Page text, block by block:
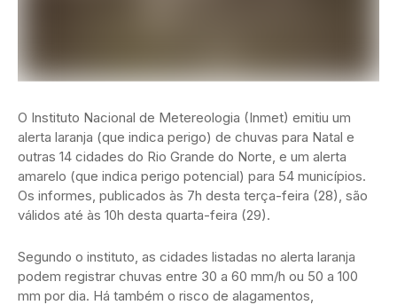
O Instituto Nacional de Metereologia (Inmet) emitiu um
alerta laranja (que indica perigo) de chuvas para Natal e
outras 14 cidades do Rio Grande do Norte, e um alerta
amarelo (que indica perigo potencial) para 54 municípios.
Os informes, publicados às 7h desta terça-feira (28), são
válidos até às 10h desta quarta-feira (29).
Segundo o instituto, as cidades listadas no alerta laranja
podem registrar chuvas entre 30 a 60 mm/h ou 50 a 100
mm por dia. Há também o risco de alagamentos,